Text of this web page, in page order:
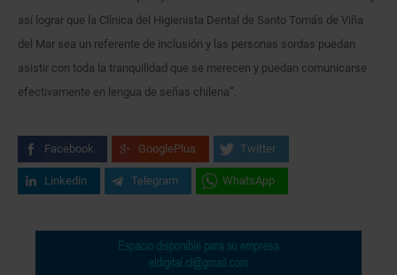
así lograr que la Clínica del Higienista Dental de Santo Tomás de Viña
del Mar sea un referente de inclusión y las personas sordas puedan
asistir con toda la tranquilidad que se merecen y puedan comunicarse
efectivamente en lengua de señas chilena”.
Facebook GooglePlus Twitter
Linkedin Telegram WhatsApp